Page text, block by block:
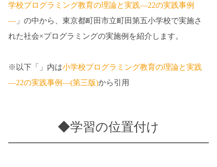
学校プログラミング教育の理論と実践―22の実践事例
―」の中から、東京都町田市立町田第五小学校で実施さ
れた社会×プログラミングの実施例を紹介します。
※以下「」内は小学校プログラミング教育の理論と実践
―22の実践事例―(第三版)から引用
◆学習の位置付け